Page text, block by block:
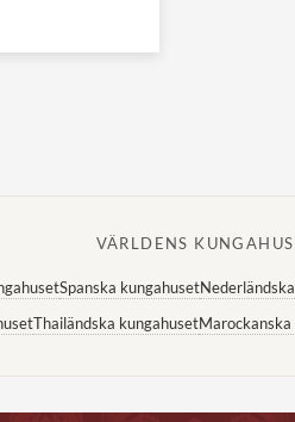
VÄRLDENS KUNGAHUS
Spanska kungahuset
Thailändska kungahuset